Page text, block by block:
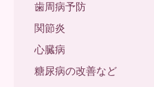
歯周病予防
関節炎
心臓病
糖尿病の改善など